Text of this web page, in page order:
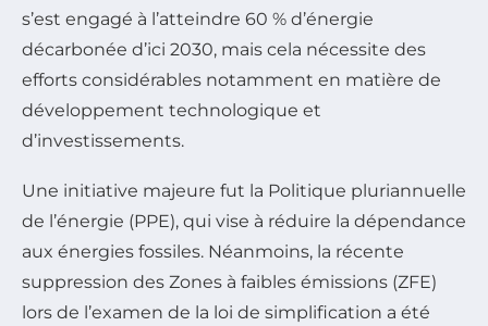
s’est engagé à l’atteindre 60 % d’énergie
décarbonée d’ici 2030, mais cela nécessite des
efforts considérables notamment en matière de
développement technologique et
d’investissements.
Une initiative majeure fut la Politique pluriannuelle
de l’énergie (PPE), qui vise à réduire la dépendance
aux énergies fossiles. Néanmoins, la récente
suppression des Zones à faibles émissions (ZFE)
lors de l’examen de la loi de simplification a été